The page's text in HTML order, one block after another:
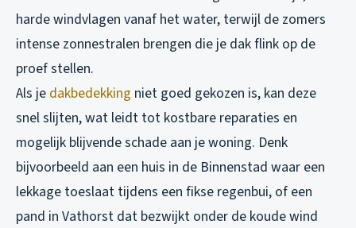
harde windvlagen vanaf het water, terwijl de zomers
intense zonnestralen brengen die je dak flink op de
proef stellen.
Als je dakbedekking niet goed gekozen is, kan deze
snel slijten, wat leidt tot kostbare reparaties en
mogelijk blijvende schade aan je woning. Denk
bijvoorbeeld aan een huis in de Binnenstad waar een
lekkage toeslaat tijdens een fikse regenbui, of een
pand in Vathorst dat bezwijkt onder de koude wind